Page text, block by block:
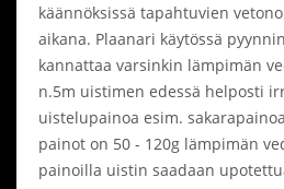
käännöksissä tapahtuvien
aikana. Plaanari käytössä
kannattaa varsinkin lämpimän
n.5m uistimen edessä helposti
uistelupainoa esim.
painot on 50 - 120g lämpimän
painoilla uistin saadaan